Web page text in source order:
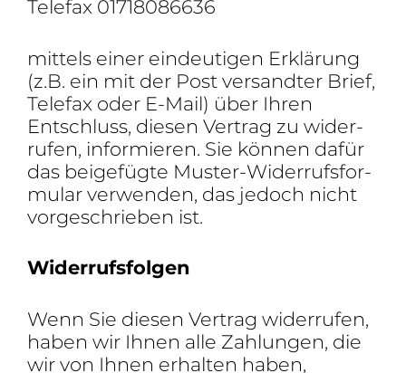
Telefax 01718086636
mittels einer eindeu­tigen Erklä­rung
(z.B. ein mit der Post versandter Brief,
Telefax oder E-Mail) über Ihren
Entschluss, diesen Vertrag zu wider­
rufen, infor­mieren. Sie können dafür
das beigefügte Muster-Wider­rufs­for­
mular verwenden, das jedoch nicht
vorge­schrieben ist.
Wider­rufs­folgen
Wenn Sie diesen Vertrag wider­rufen,
haben wir Ihnen alle Zahlungen, die
wir von Ihnen erhalten haben,